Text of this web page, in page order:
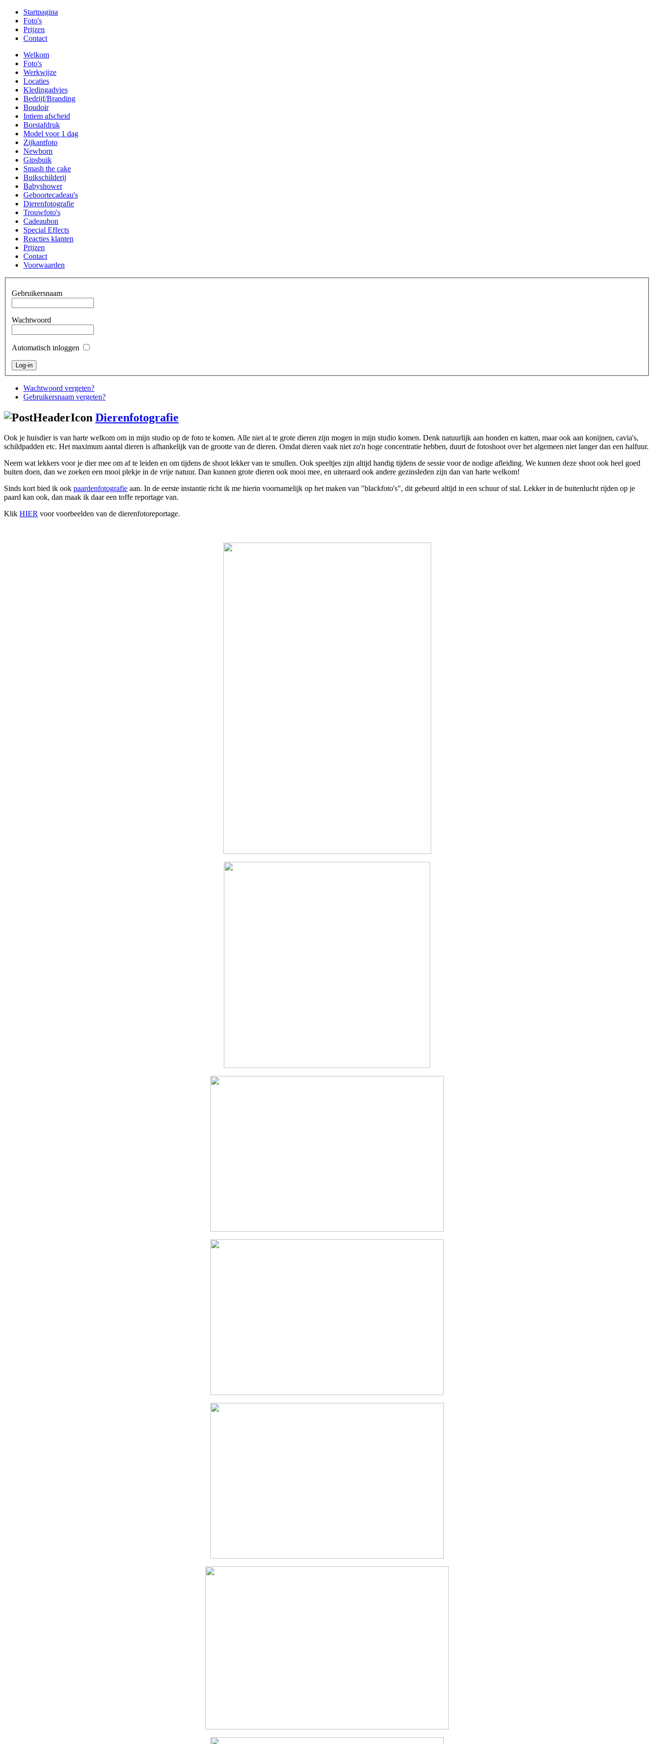
Startpagina
Foto's
Prijzen
Contact
Welkom
Foto's
Werkwijze
Locaties
Kledingadvies
Bedrijf/Branding
Boudoir
Intiem afscheid
Borstafdruk
Model voor 1 dag
Zijkantfoto
Newborn
Gipsbuik
Smash the cake
Buikschilderij
Babyshower
Geboortecadeau's
Dierenfotografie
Trouwfoto's
Cadeaubon
Special Effects
Reacties klanten
Prijzen
Contact
Voorwaarden
Gebruikersnaam
Wachtwoord
Automatisch inloggen
Wachtwoord vergeten?
Gebruikersnaam vergeten?
Dierenfotografie
Ook je huisdier is van harte welkom om in mijn studio op de foto te komen. Alle niet al te grote dieren zijn mogen in mijn studio komen. Denk natuurlijk aan honden en katten, maar ook aan konijnen, cavia's,
schildpadden etc. Het maximum aantal dieren is afhankelijk van de grootte van de dieren. Omdat dieren vaak niet zo'n hoge concentratie hebben, duurt de fotoshoot over het algemeen niet langer dan een halfuur.
Neem wat lekkers voor je dier mee om af te leiden en om tijdens de shoot lekker van te smullen. Ook speeltjes zijn altijd handig tijdens de sessie voor de nodige afleiding. We kunnen deze shoot ook heel goed
buiten doen, dan we zoeken een mooi plekje in de vrije natuur. Dan kunnen grote dieren ook mooi mee, en uiteraard ook andere gezinsleden zijn dan van harte welkom!
Sinds kort bied ik ook paardenfotografie aan. In de eerste instantie richt ik me hierin voornamelijk op het maken van "blackfoto's", dit gebeurd altijd in een schuur of stal. Lekker in de buitenlucht rijden op je
paard kan ook, dan maak ik daar een toffe reportage van.
Klik HIER voor voorbeelden van de dierenfotoreportage.